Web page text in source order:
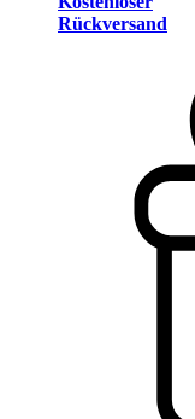
Rückversand